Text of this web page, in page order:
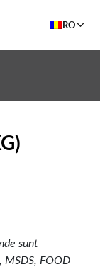
RO
sunt
MSDS, FOOD